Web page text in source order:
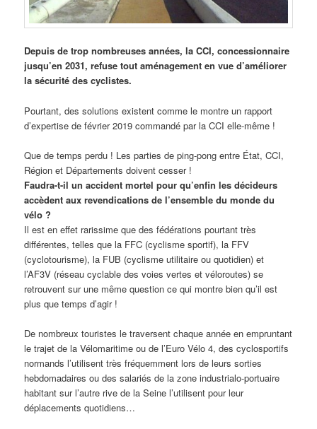
Depuis de trop nombreuses années, la CCI, concessionnaire
jusqu’en 2031, refuse tout aménagement en vue d’améliorer
la sécurité des cyclistes.
Pourtant, des solutions existent comme le montre un rapport
d’expertise de février 2019 commandé par la CCI elle-même !
Que de temps perdu ! Les parties de ping-pong entre État, CCI,
Région et Départements doivent cesser !
Faudra-t-il un accident mortel pour qu’enfin les décideurs
accèdent aux revendications de l’ensemble du monde du
vélo ?
Il est en effet rarissime que des fédérations pourtant très
différentes, telles que la FFC (cyclisme sportif), la FFV
(cyclotourisme), la FUB (cyclisme utilitaire ou quotidien) et
l’AF3V (réseau cyclable des voies vertes et véloroutes) se
retrouvent sur une même question ce qui montre bien qu’il est
plus que temps d’agir !
De nombreux touristes le traversent chaque année en empruntant
le trajet de la Vélomaritime ou de l’Euro Vélo 4, des cyclosportifs
normands l’utilisent très fréquemment lors de leurs sorties
hebdomadaires ou des salariés de la zone industrialo-portuaire
habitant sur l’autre rive de la Seine l’utilisent pour leur
déplacements quotidiens…